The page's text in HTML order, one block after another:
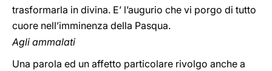
trasformarla in divina. E’ l’augurio che vi porgo di tutto
cuore nell’imminenza della Pasqua.
Agli ammalati
Una parola ed un affetto particolare rivolgo anche a